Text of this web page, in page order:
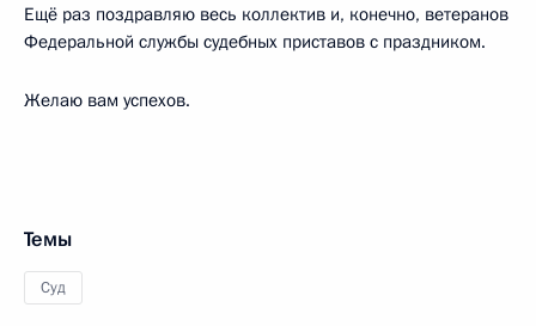
Ещё раз поздравляю весь коллектив и, конечно, ветеранов
Федеральной службы судебных приставов с праздником.
Желаю вам успехов.
Темы
Суд